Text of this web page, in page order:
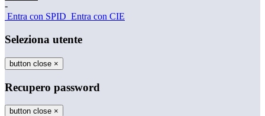
-
Entra con SPID Entra con CIE
Seleziona utente
button close ×
Recupero password
button close ×